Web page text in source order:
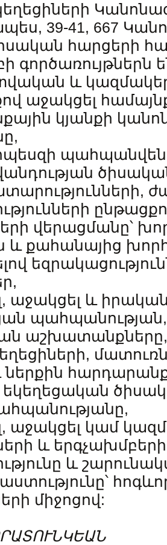
39-41, 667
հարցերի
գործառույթներն
և
աջակցել
կյանքի
վերացմանը՝
և քահանայից
աջակցել և
աշխատանքները,
եկեղեցական
աջակցել կամ
և
և
միջոցով: